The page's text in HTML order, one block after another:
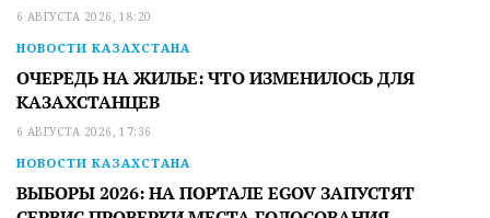
6 АВГУСТА 2026, 18:20
НОВОСТИ КАЗАХСТАНА
ОЧЕРЕДЬ НА ЖИЛЬЕ: ЧТО ИЗМЕНИЛОСЬ ДЛЯ
КАЗАХСТАНЦЕВ
6 АВГУСТА 2026, 17:36
НОВОСТИ КАЗАХСТАНА
ВЫБОРЫ 2026: НА ПОРТАЛЕ EGOV ЗАПУСТЯТ